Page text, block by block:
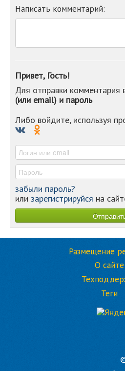
Написать комментарий:
Привет, Гость!
Для отправки комментария
(или email) и пароль
Либо войдите, используя
забыли пароль?
или зарегистрируйся на
Размещение
О сайте
Теги